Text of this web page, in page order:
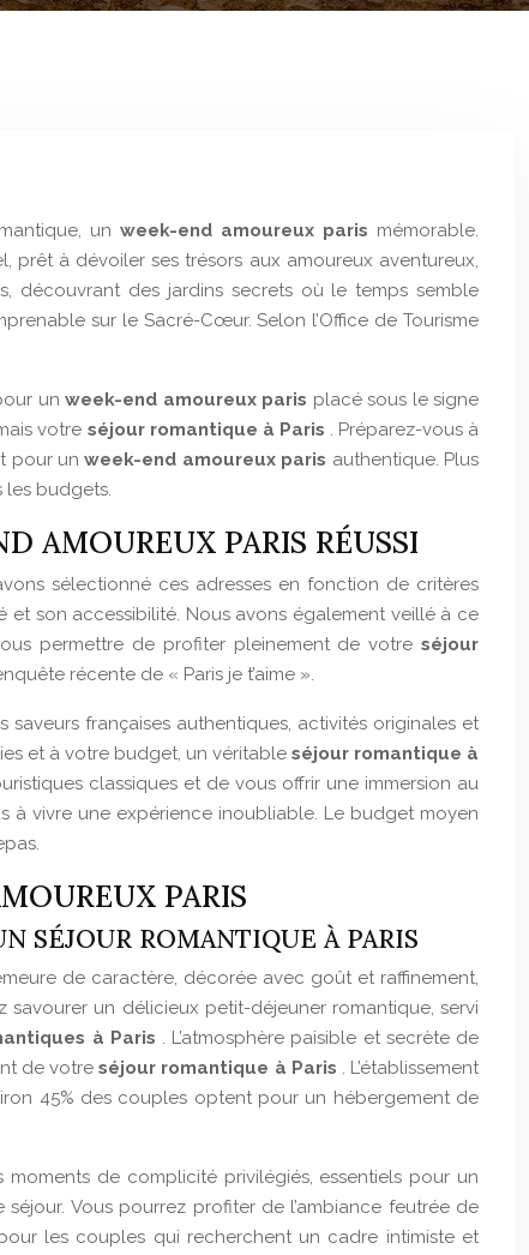
unweek-end amoureux paris mémorable.
prêt à dévoiler ses trésors aux amoureux aventureux,
découvrant des jardins secrets où le temps semble
sur le Sacré-Cœur. Selon l’Office de Tourisme
unweek-end amoureux paris placé sous le signe
votre séjour romantique à Paris . Préparez-vous à
pour unweek-end amoureux paris authentique. Plus
les budgets.
AMOUREUX PARIS RÉUSSI
sélectionné ces adresses en fonction de critères
son accessibilité. Nous avons également veillé à ce
permettre de profiter pleinement de votre séjour
récente de « Paris je t’aime ».
françaises authentiques, activités originales et
et à votre budget, un véritable séjour romantique à
classiques et de vous offrir une immersion au
à vivre une expérience inoubliable. Le budget moyen
PARIS
SÉJOUR ROMANTIQUE À PARIS
de caractère, décorée avec goût et raffinement,
savourer un délicieux petit-déjeuner romantique, servi
à Paris . L’atmosphère paisible et secrète de
de votreséjour romantique à Paris . L’établissement
45% des couples optent pour un hébergement de
de complicité privilégiés, essentiels pour un
Vous pourrez profiter de l’ambiance feutrée de
les couples qui recherchent un cadre intimiste et